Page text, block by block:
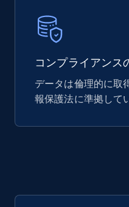
Mouser - Products
Product url, Category
part number,
Manufacturer url, and
コンプライアンス
データは倫理的に取
報保護法に準拠して